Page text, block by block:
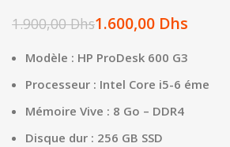
1.900,00Dhs1.600,00 Dhs
Modèle : HP ProDesk 600 G3
Processeur : Intel Core i5-6 éme
Mémoire Vive : 8 Go – DDR4
Disque dur : 256 GB SSD